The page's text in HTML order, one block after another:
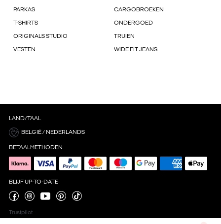
PARKAS CARGOBROEKEN
T-SHIRTS ONDERGOED
ORIGINALS STUDIO TRUIEN
VESTEN WIDE FIT JEANS
LAND/TAAL
BELGIË / NEDERLANDS
BETAALMETHODEN
BLIJF UP-TO-DATE
Trustpilot